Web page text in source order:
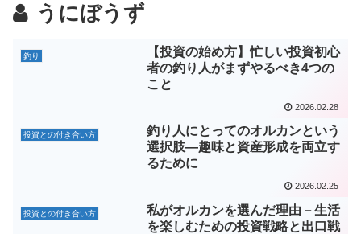
うにぼうず
釣り
【投資の始め方】忙しい投資初心
者の釣り人がまずやるべき4つの
こと
2026.02.28
投資との付き合い方
釣り人にとってのオルカンという
選択肢―趣味と資産形成を両立す
るために
2026.02.25
投資との付き合い方
私がオルカンを選んだ理由－生活
を楽しむための投資戦略と出口戦